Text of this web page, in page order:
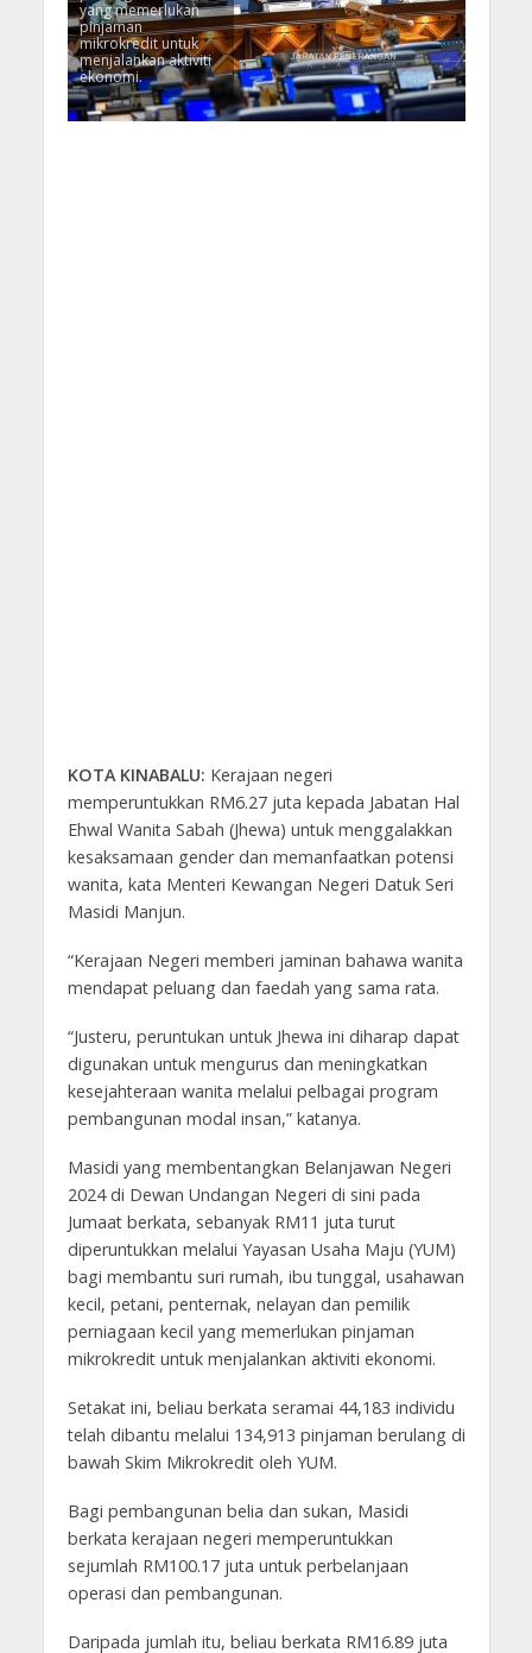
yang memerlukan
pinjaman
mikrokredit untuk
menjalankan aktiviti
ekonomi.
KOTA KINABALU: Kerajaan negeri
memperuntukkan RM6.27 juta kepada Jabatan Hal
Ehwal Wanita Sabah (Jhewa) untuk menggalakkan
kesaksamaan gender dan memanfaatkan potensi
wanita, kata Menteri Kewangan Negeri Datuk Seri
Masidi Manjun.
“Kerajaan Negeri memberi jaminan bahawa wanita
mendapat peluang dan faedah yang sama rata.
“Justeru, peruntukan untuk Jhewa ini diharap dapat
digunakan untuk mengurus dan meningkatkan
kesejahteraan wanita melalui pelbagai program
pembangunan modal insan,” katanya.
Masidi yang membentangkan Belanjawan Negeri
2024 di Dewan Undangan Negeri di sini pada
Jumaat berkata, sebanyak RM11 juta turut
diperuntukkan melalui Yayasan Usaha Maju (YUM)
bagi membantu suri rumah, ibu tunggal, usahawan
kecil, petani, penternak, nelayan dan pemilik
perniagaan kecil yang memerlukan pinjaman
mikrokredit untuk menjalankan aktiviti ekonomi.
Setakat ini, beliau berkata seramai 44,183 individu
telah dibantu melalui 134,913 pinjaman berulang di
bawah Skim Mikrokredit oleh YUM.
Bagi pembangunan belia dan sukan, Masidi
berkata kerajaan negeri memperuntukkan
sejumlah RM100.17 juta untuk perbelanjaan
operasi dan pembangunan.
Daripada jumlah itu, beliau berkata RM16.89 juta